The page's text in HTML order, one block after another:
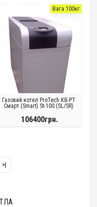
Вага 100кг
Газовий котел ProTech КВ-РТ
Смарт (Smart) St-100 (SL/SR)
106400грн.
>|